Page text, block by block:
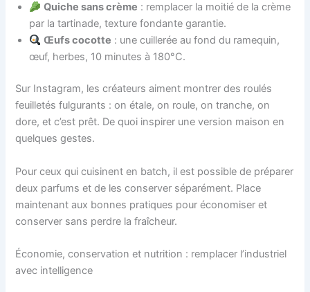
Quiche sans crème : remplacer la moitié de la crème
par la tartinade, texture fondante garantie.
Œufs cocotte : une cuillerée au fond du ramequin,
œuf, herbes, 10 minutes à 180°C.
Sur Instagram, les créateurs aiment montrer des roulés
feuilletés fulgurants : on étale, on roule, on tranche, on
dore, et c’est prêt. De quoi inspirer une version maison en
quelques gestes.
Pour ceux qui cuisinent en batch, il est possible de préparer
deux parfums et de les conserver séparément. Place
maintenant aux bonnes pratiques pour économiser et
conserver sans perdre la fraîcheur.
Économie, conservation et nutrition : remplacer l’industriel
avec intelligence